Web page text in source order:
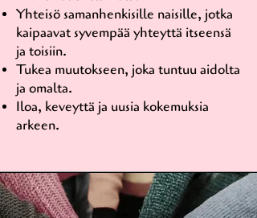
Yhteisö samanhenkisille naisille, jotka
kaipaavat syvempää yhteyttä itseensä
ja toisiin.
Tukea muutokseen, joka tuntuu aidolta
ja omalta.
Iloa, keveyttä ja uusia kokemuksia
arkeen.